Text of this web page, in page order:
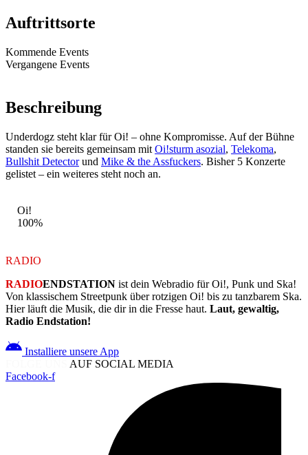
Auftrittsorte
Kommende Events
Vergangene Events
Beschreibung
Underdogz steht klar für Oi! – ohne Kompromisse. Auf der Bühne
standen sie bereits gemeinsam mit Oi!sturm asozial, Telekoma,
Bullshit Detectorund Mike & the Assfuckers. Bisher 5 Konzerte
gelistet – ein weiteres steht noch an.
Oi!
100%
RADIO
RADIOENDSTATION ist dein Webradio für Oi!, Punk und Ska!
Von klassischem Streetpunk über rotzigen Oi! bis zu tanzbarem Ska.
Hier läuft die Musik, die dir in die Fresse haut. Laut, gewaltig,
Radio Endstation!
Installiere unsere App
AUF SOCIAL MEDIA
Facebook-f